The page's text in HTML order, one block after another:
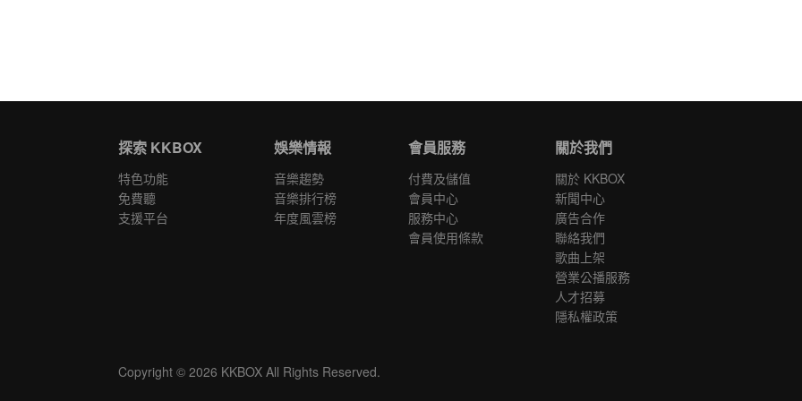
探索 KKBOX
特色功能
免費聽
支援平台
娛樂情報
音樂趨勢
音樂排行榜
年度風雲榜
會員服務
付費及儲值
會員中心
服務中心
會員使用條款
關於我們
關於 KKBOX
新聞中心
廣告合作
聯絡我們
歌曲上架
營業公播服務
人才招募
隱私權政策
Copyright © 2026 KKBOX All Rights Reserved.